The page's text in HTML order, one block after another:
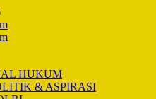
HUKUM
& ASPIRASI